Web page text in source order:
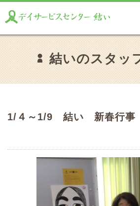
結いのスタッ
1/４～1/9 結い 新春行